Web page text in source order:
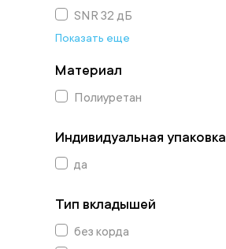
SNR 32 дБ
Показать еще
Материал
Полиуретан
Индивидуальная упаковка
да
Тип вкладышей
без корда